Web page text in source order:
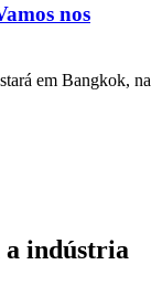
nos
em Bangkok, na
a indústria